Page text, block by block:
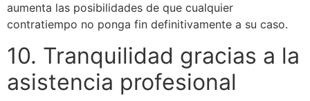
aumenta las posibilidades de que cualquier
contratiempo no ponga fin definitivamente a su caso.
10. Tranquilidad gracias a la
asistencia profesional